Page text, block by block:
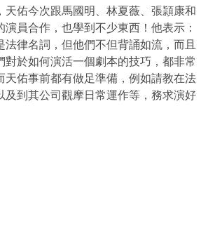
天佑今次跟馬國明、林夏薇、張頴康和
員合作，也學到不少東西！他表示：
法律名詞，但他們不但背誦如流，而且
對於如何演活一個劇本的技巧，都非常
天佑事前都有做足準備，例如請教在法
及到其公司觀摩日常運作等，務求演好